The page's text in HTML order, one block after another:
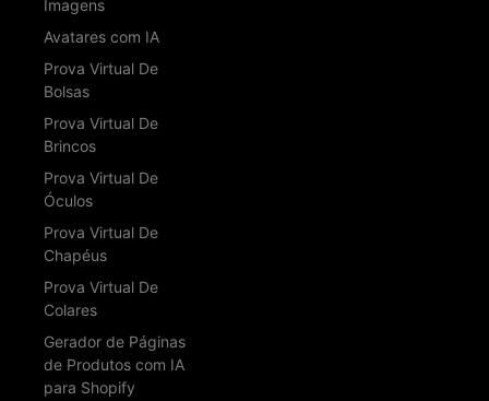
Imagens
Avatares com IA
Prova Virtual De
Bolsas
Prova Virtual De
Brincos
Prova Virtual De
Óculos
Prova Virtual De
Chapéus
Prova Virtual De
Colares
Gerador de Páginas
de Produtos com IA
para Shopify